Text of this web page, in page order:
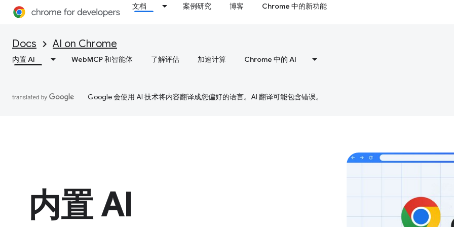
文档 案例研究 博客 Chrome 中的新功能
Docs AI on Chrome
内置 AI WebMCP 和智能体 了解评估 加速计算 Chrome 中的 AI
Google 会使用 AI 技术将内容翻译成您偏好的语言。AI 翻译可能包含错误。
内置 AI